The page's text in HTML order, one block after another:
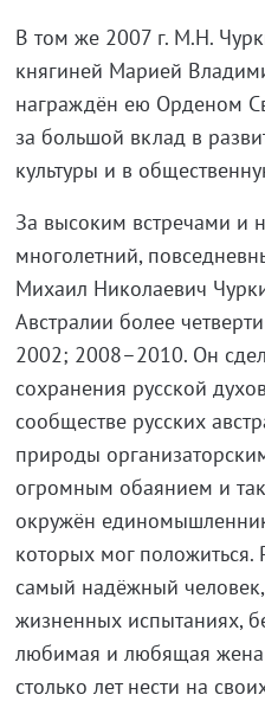
В том же 2007 г. М.Н.
княгиней Марией
награждён ею Орденом
за большой вклад в
культуры и в
За высоким встречами и
многолетний,
Михаил Николаевич
Австралии более
2002; 2008–2010. Он
сохранения русской
сообществе русских
природы
огромным обаянием и
окружён
которых мог
самый надёжный
жизненных испытаниях,
любимая и любящая
столько лет нести на